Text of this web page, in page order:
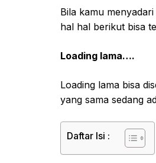
Bila kamu
hal hal berikut bisa
Loading lama….
Loading lama bisa
yang sama sedang
Daftar Isi :